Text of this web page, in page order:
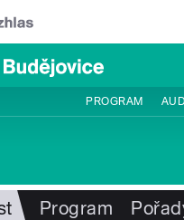
obsahu
PROGRAM
Program